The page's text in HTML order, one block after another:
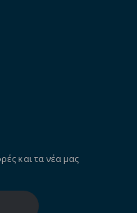
και τα νέα μας